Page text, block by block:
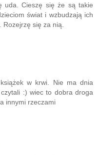
uda. Cieszę się że są takie
świat i wzbudzają ich
się za nią.
w krwi. Nie ma dnia
:) wiec to dobra droga
innymi rzeczami